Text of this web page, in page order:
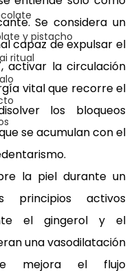
y pistacho
ritual
Se considera un
capaz de expulsar el
activar la circulación
vital que recorre el
los bloqueos
se acumulan con el
la piel durante un
principios activos
el gingerol y el
una vasodilatación
mejora el flujo